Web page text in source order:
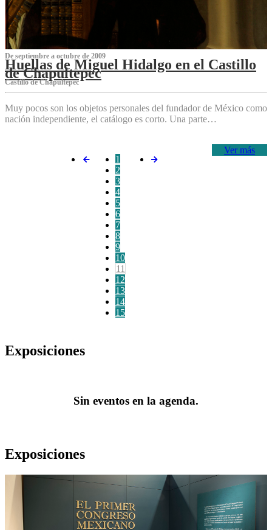
De septiembre a octubre de 2009
Huellas de Miguel Hidalgo en el Castillo
de Chapultepec
Castillo de Chapultepec
Muy pocos son los objetos personales del fundador de México como
nación independiente, el catálogo es corto. Una parte…
Ver más
1
2
3
4
5
6
7
8
9
10
11
12
13
14
15
Exposiciones
Sin eventos en la agenda.
Exposiciones